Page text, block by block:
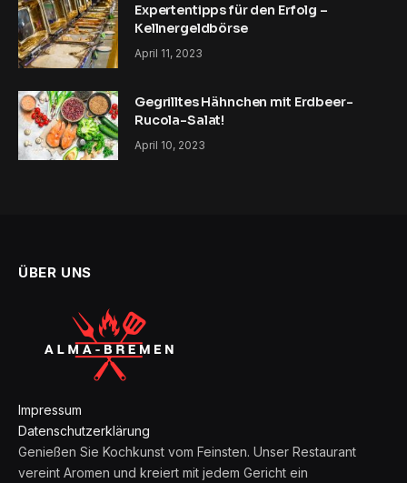
Expertentipps für den Erfolg – ​​
Kellnergeldbörse
April 11, 2023
Gegrilltes Hähnchen mit Erdbeer-
Rucola-Salat!
April 10, 2023
ÜBER UNS
Impressum
Datenschutzerklärung
Genießen Sie Kochkunst vom Feinsten. Unser Restaurant
vereint Aromen und kreiert mit jedem Gericht ein